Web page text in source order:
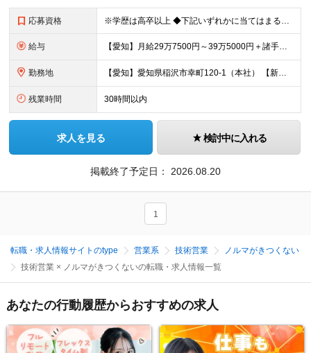
応募資格 ※学歴は高卒以上 ◆下記いずれかに当てはまる方 ・受変電設備やそれに近い電気設備に関する何らかの業務経験または知識をお持ちの方 ・電気設備に関する何らかの業務経験または知識をお持ちの方
給与 【愛知】月給29万7500円～39万5000円＋諸手当＋賞与 【新潟】月給25万3500円～33万8500円＋諸手当＋賞与 ※経験や能力を充分に考慮したうえで加給優遇します。 ※残業代は全額別途支給
勤務地 【愛知】愛知県稲沢市幸町120-1（本社） 【新潟】新潟県新潟市中央区笹口一丁目2番地 プラーカ2 3階（株式会社日立製作所 新潟支店内） ～出張について～ ▼愛知 東海エリアを中心に出張があります
残業時間 30時間以内
求人を見る 検討中に入れる
掲載終了予定日： 2026.08.20
1
転職・求人情報サイトのtype 営業系 技術営業
ノルマがきつくない
技術営業 × ノルマがきつくないの転職・求人情報一覧
あなたの行動履歴からおすすめの求人